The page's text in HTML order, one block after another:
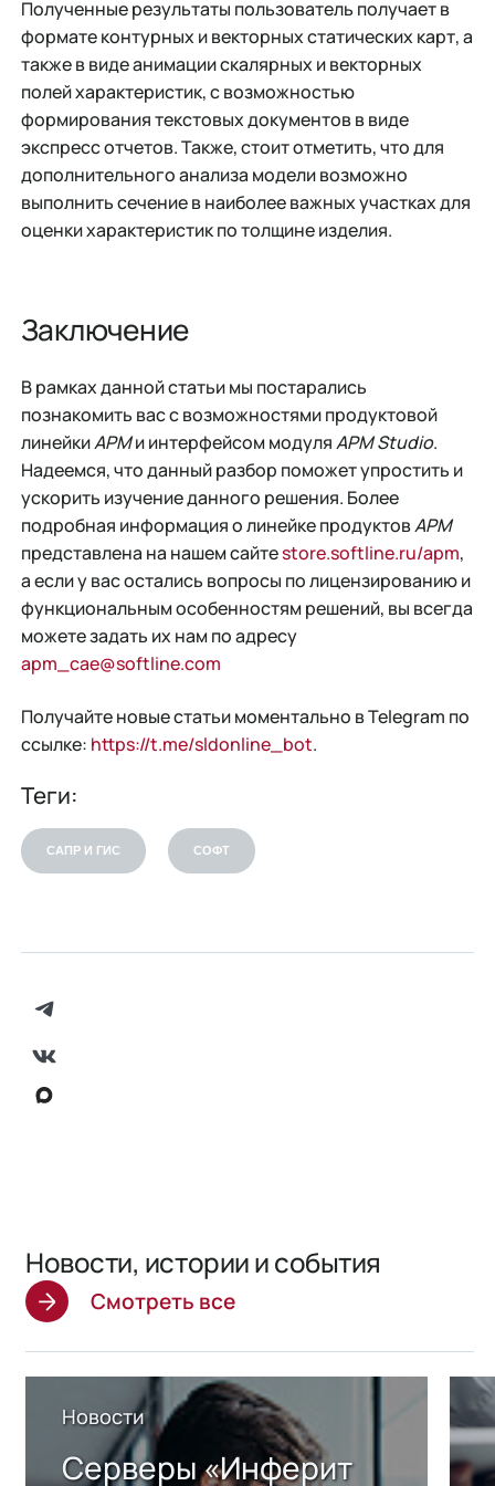
Полученные результаты пользователь получает в
формате контурных и векторных статических карт, а
также в виде анимации скалярных и векторных
полей характеристик, с возможностью
формирования текстовых документов в виде
экспресс отчетов. Также, стоит отметить, что для
дополнительного анализа модели возможно
выполнить сечение в наиболее важных участках для
оценки характеристик по толщине изделия.
Заключение
В рамках данной статьи мы постарались
познакомить вас с возможностями продуктовой
линейкиAPMи интерфейсом модуляAPM Studio.
Надеемся, что данный разбор поможет упростить и
ускорить изучение данного решения. Более
подробная информация о линейке продуктовAPM
представлена на нашем сайтеstore.softline.ru/apm,
а если у вас остались вопросы по лицензированию и
функциональным особенностям решений, вы всегда
можете задать их нам по адресу
apm_cae@softline.com
Получайте новые статьи моментально в Telegram по
ссылке: https://t.me/sldonline_bot.
Теги:
САПР И ГИС СОФТ
Новости, истории и события
Смотреть все
Новости
Серверы «Инферит